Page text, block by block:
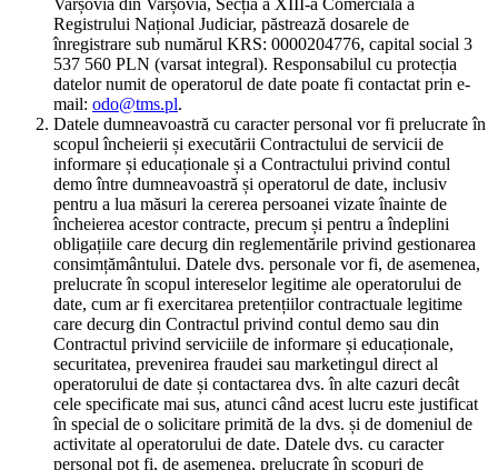
Varșovia din Varșovia, Secția a XIII-a Comercială a
Registrului Național Judiciar, păstrează dosarele de
înregistrare sub numărul KRS: 0000204776, capital social 3
537 560 PLN (varsat integral). Responsabilul cu protecția
datelor numit de operatorul de date poate fi contactat prin e-
mail: odo@tms.pl.
Datele dumneavoastră cu caracter personal vor fi prelucrate în
scopul încheierii și executării Contractului de servicii de
informare și educaționale și a Contractului privind contul
demo între dumneavoastră și operatorul de date, inclusiv
pentru a lua măsuri la cererea persoanei vizate înainte de
încheierea acestor contracte, precum și pentru a îndeplini
obligațiile care decurg din reglementările privind gestionarea
consimțământului. Datele dvs. personale vor fi, de asemenea,
prelucrate în scopul intereselor legitime ale operatorului de
date, cum ar fi exercitarea pretențiilor contractuale legitime
care decurg din Contractul privind contul demo sau din
Contractul privind serviciile de informare și educaționale,
securitatea, prevenirea fraudei sau marketingul direct al
operatorului de date și contactarea dvs. în alte cazuri decât
cele specificate mai sus, atunci când acest lucru este justificat
în special de o solicitare primită de la dvs. și de domeniul de
activitate al operatorului de date. Datele dvs. cu caracter
personal pot fi, de asemenea, prelucrate în scopuri de